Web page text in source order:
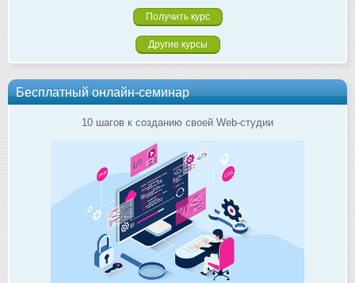
Другие курсы
Бесплатный онлайн-семинар
10 шагов к созданию своей Web-студии